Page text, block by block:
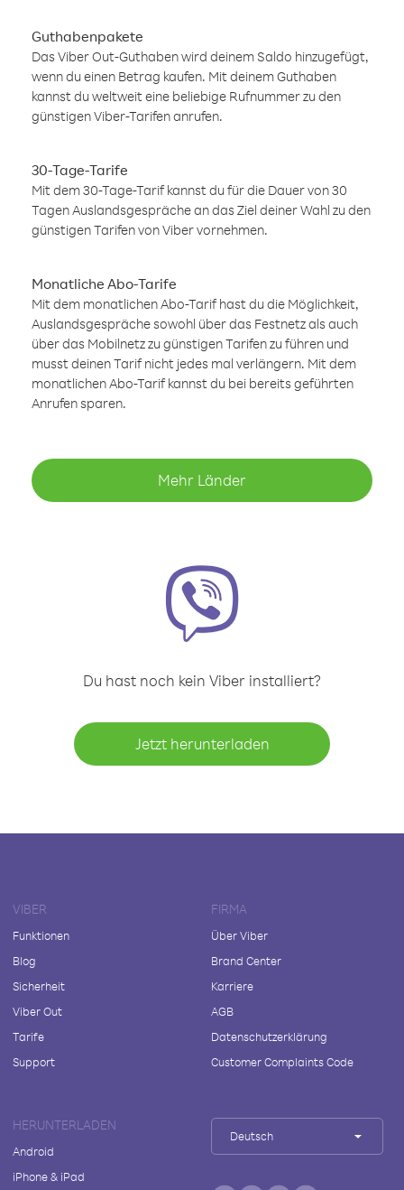
Guthabenpakete
Das Viber Out-Guthaben wird deinem Saldo hinzugefügt,
wenn du einen Betrag kaufen. Mit deinem Guthaben
kannst du weltweit eine beliebige Rufnummer zu den
günstigen Viber-Tarifen anrufen.
30-Tage-Tarife
Mit dem 30-Tage-Tarif kannst du für die Dauer von 30
Tagen Auslandsgespräche an das Ziel deiner Wahl zu den
günstigen Tarifen von Viber vornehmen.
Monatliche Abo-Tarife
Mit dem monatlichen Abo-Tarif hast du die Möglichkeit,
Auslandsgespräche sowohl über das Festnetz als auch
über das Mobilnetz zu günstigen Tarifen zu führen und
musst deinen Tarif nicht jedes mal verlängern. Mit dem
monatlichen Abo-Tarif kannst du bei bereits geführten
Anrufen sparen.
Mehr Länder
Du hast noch kein Viber installiert?
Jetzt herunterladen
VIBER
Funktionen
Blog
Sicherheit
Viber Out
Tarife
Support
FIRMA
Über Viber
Brand Center
Karriere
AGB
Datenschutzerklärung
Customer Complaints Code
HERUNTERLADEN
Android
iPhone & iPad
Deutsch